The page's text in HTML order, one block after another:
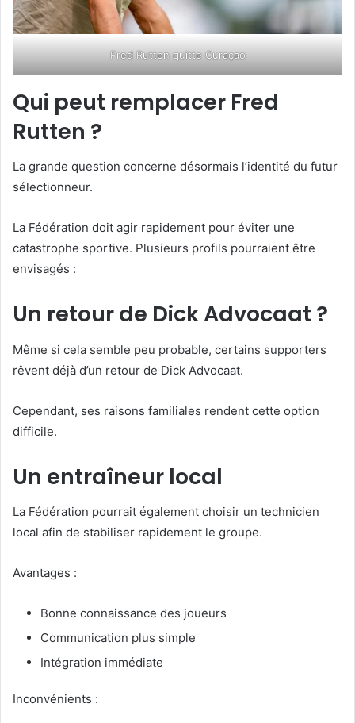
Fred Rutten quitte Curaçao
Qui peut remplacer Fred
Rutten ?
La grande question concerne désormais l’identité du futur
sélectionneur.
La Fédération doit agir rapidement pour éviter une
catastrophe sportive. Plusieurs profils pourraient être
envisagés :
Un retour de Dick Advocaat ?
Même si cela semble peu probable, certains supporters
rêvent déjà d’un retour de Dick Advocaat.
Cependant, ses raisons familiales rendent cette option
difficile.
Un entraîneur local
La Fédération pourrait également choisir un technicien
local afin de stabiliser rapidement le groupe.
Avantages :
Bonne connaissance des joueurs
Communication plus simple
Intégration immédiate
Inconvénients :